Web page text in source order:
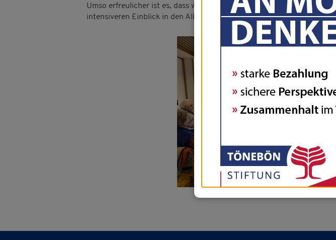
Umso erfreulicher ist es, dass wir einige Schüler für unseren
intensiveren Einblick in den Alltag in einer Pflegeeinrichtung.